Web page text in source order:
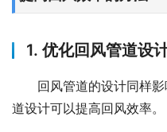
1. 优化回风管道设
回风管道的设计同样
道设计可以提高回风效率。